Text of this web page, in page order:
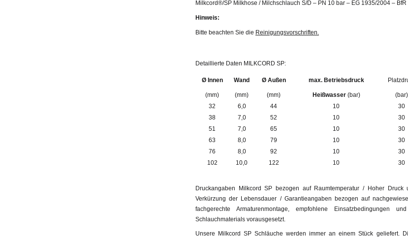
Milkcord®/SP Milkhose / Milchschlauch S/D – PN 10 bar – EG 1935/2004 –
Hinweis:
Bitte beachten Sie die Reinigungsvorschriften.
Detaillierte Daten MILKCORD SP:
Ø Innen
(mm)
Wand
(mm)
Ø Außen
(mm)
max. Betriebsdruck
Heißwasser(bar) (bar)
32
6,0 44 10 30
38
7,0 52 10 30
51
7,0 65 10 30
63
8,0 79 10 30
76
8,0 92 10 30
102
10,0 122 10 30
Druckangaben Milkcord SP bezogen auf Raumtemperatur / Hoher Druck
Verkürzung der Lebensdauer / Garantieangaben bezogen auf
fachgerechte Armaturenmontage, empfohlene Einsatzbedingungen
Schlauchmaterials vorausgesetzt.
Unsere Milkcord SP Schläuche werden immer an einem Stück geliefert.